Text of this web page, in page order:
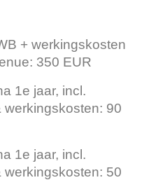
+ werkingskosten
350 EUR
1e jaar, incl.
werkingskosten: 90
1e jaar, incl.
werkingskosten: 50